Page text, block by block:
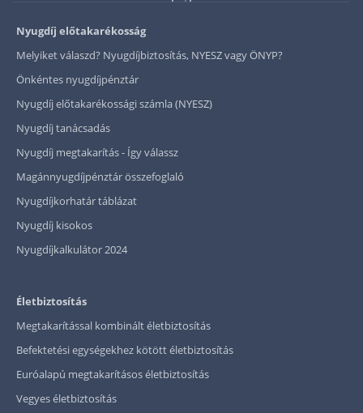
Nyugdíj előtakarékosság
Melyiket válaszd? Nyugdíjbiztosítás, NYESZ vagy ÖNYP?
Önkéntes nyugdíjpénztár
Nyugdíj előtakarékossági számla (NYESZ)
Nyugdíj tanácsadás
Nyugdíj megtakarítás - Így válassz
Magánnyugdíjpénztár összefoglaló
Nyugdíjkorhatár táblázat
Nyugdíj kisokos
Nyugdíjkalkulátor 2024
Életbiztosítás
Megtakarítással kombinált életbiztosítás
Befektetési egységekhez kötött életbiztosítás
Euróalapú megtakarításos életbiztosítás
Vegyes életbiztosítás